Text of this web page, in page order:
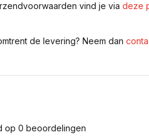
vind je via deze
de levering? Neem dan
op 0 beoordelingen